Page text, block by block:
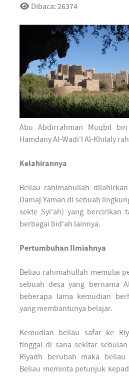
Dibaca: 26374
Abu Abdirrahman Muqbil
Hamdany Al-Wadi'I Al-Khilaly
Kelahirannya
Beliau rahimahullah
Damaj Yaman di sebuah
sekte Syi'ah) yang bercirikan
berbagai bid'ah lainnya.
Pertumbuhan Ilmiahnya
Beliau rahimahullah memulai
sebuah desa yang bernama
beberapa lama kemudian
yang membantunya belajar.
Kemudian beliau safar ke
tinggal di sana sekitar
Riyadh berubah maka
Beliau meminta petunjuk